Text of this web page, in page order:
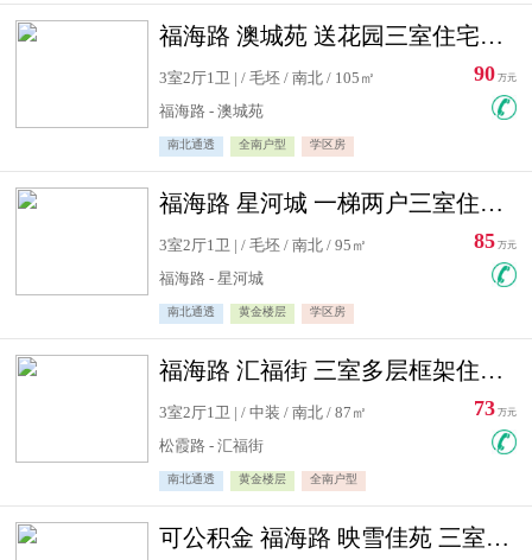
福海路 澳城苑 送花园三室住宅急售
3室2厅1卫 | / 毛坯 / 南北 / 105㎡
福海路 - 澳城苑
南北通透 全南户型 学区房
90 万元
福海路 星河城 一梯两户三室住宅急售
3室2厅1卫 | / 毛坯 / 南北 / 95㎡
福海路 - 星河城
南北通透 黄金楼层 学区房
85 万元
福海路 汇福街 三室多层框架住宅急售
3室2厅1卫 | / 中装 / 南北 / 87㎡
松霞路 - 汇福街
南北通透 黄金楼层 全南户型
73 万元
可公积金 福海路 映雪佳苑 三室住宅急售送小棚